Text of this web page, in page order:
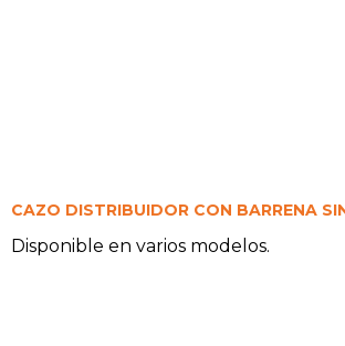
CAZO DISTRIBUIDOR CON BARRENA
Disponible en varios modelos.